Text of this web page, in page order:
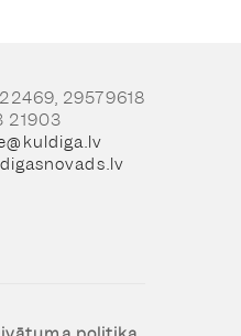
29579618
21903